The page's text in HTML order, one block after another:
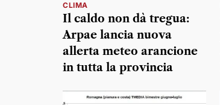
CLIMA
Il caldo non dà tregua:
Arpae lancia nuova
allerta meteo arancione
in tutta la provincia